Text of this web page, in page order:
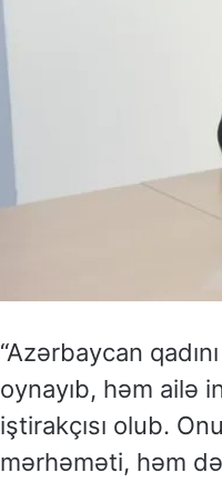
“Azərbaycan
oynayıb, həm ailə
iştirakçısı olub.
mərhəməti, həm